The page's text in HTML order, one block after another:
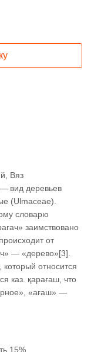
Вяз
вид деревьев
(Ulmaceae).
словарю
заимствовано
от
— «дерево»[3].
относится
каз. қарағаш, что
«ағаш» —
15%